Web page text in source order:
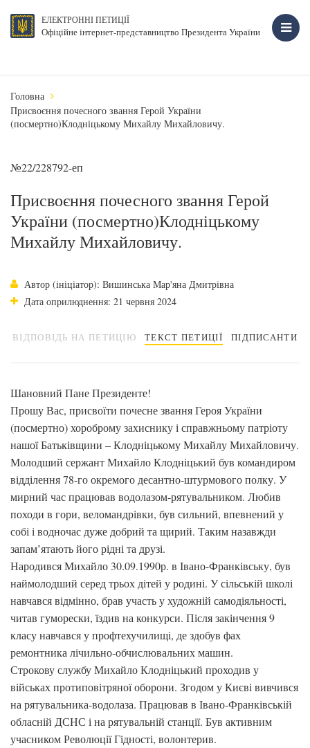
ЕЛЕКТРОННІ ПЕТИЦІЇ
Офіційне інтернет-представництво Президента України
Головна
Присвоєння почесного звання Герой України
(посмертно)Клодніцькому Михайлу Михайловичу.
№22/228792-еп
Присвоєння почесного звання Герой
України (посмертно)Клодніцькому
Михайлу Михайловичу.
Автор (ініціатор): Вишинська Мар'яна Дмитрівна
Дата оприлюднення: 21 червня 2024
ВІДПОВІДЬ НА ПЕТИЦІЮ ТЕКСТ ПЕТИЦІЇ ПІДПИСАНТИ
Шановний Пане Президенте!
Прошу Вас, присвоїти почесне звання Героя України
(посмертно) хороброму захиснику і справжньому патріоту
нашої Батьківщини – Клодніцькому Михайлу Михайловичу.
Молодший сержант Михайло Клодніцький був командиром
відділення 78-го окремого десантно-штурмового полку. У
мирний час працював водолазом-рятувальником. Любив
походи в гори, веломандрівки, був сильний, впевнений у
собі і водночас дуже добрий та щирий. Таким назавжди
запам’ятають його рідні та друзі.
Народився Михайло 30.09.1990р. в Івано-Франківську, був
наймолодший серед трьох дітей у родині. У сільській школі
навчався відмінно, брав участь у художній самодіяльності,
читав гуморески, їздив на конкурси. Після закінчення 9
класу навчався у профтехучилищі, де здобув фах
ремонтника лічильно-обчислювальних машин.
Строкову службу Михайло Клодніцький проходив у
військах протиповітряної оборони. Згодом у Києві вивчився
на рятувальника-водолаза. Працював в Івано-Франківській
обласній ДСНС і на рятувальній станції. Був активним
учасником Революції Гідності, волонтерив.